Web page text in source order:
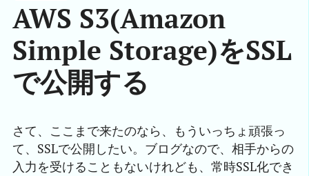
AWS S3(Amazon
Simple Storage)をSSL
で公開する
さて、ここまで来たのなら、もういっちょ頑張っ
て、SSLで公開したい。ブログなので、相手からの
入力を受けることもないけれども、常時SSL化でき